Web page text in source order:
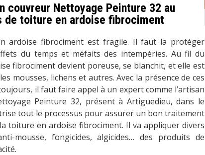
couvreur Nettoyage Peinture 32 au
de toiture en ardoise fibrociment
ardoise fibrociment est fragile. Il faut la protéger
du temps et méfaits des intempéries. Au fil du
fibrociment devient poreuse, se blanchit, et elle est
mousses, lichens et autres. Avec la présence de ces
il faut faire appel à un expert comme l’artisan
Peinture 32, présent à Artiguedieu, dans le
tout le processus pour assurer un bon traitement
toiture en ardoise fibrociment. Il va appliquer divers
mousse, fongicides, algicides… des produits de